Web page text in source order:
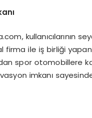
kullanıcılarının
firma ile iş birliği
spor otomobillere
imkanı